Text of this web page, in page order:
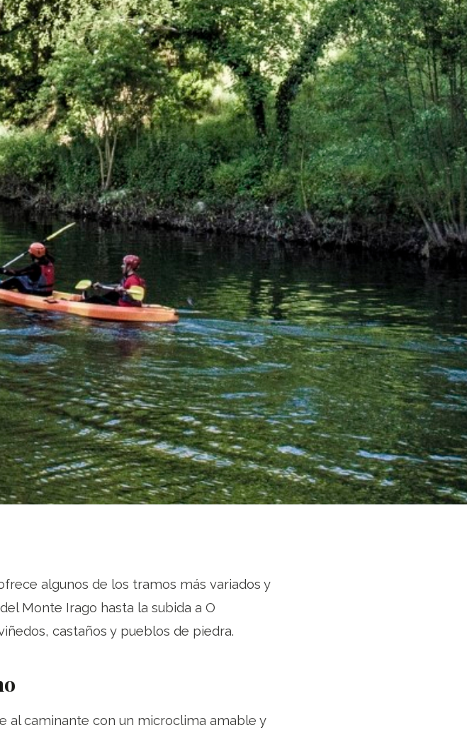
algunos de los tramos más variados y
Monte Irago hasta la subida a O
castaños y pueblos de piedra.
al caminante con un microclima amable y